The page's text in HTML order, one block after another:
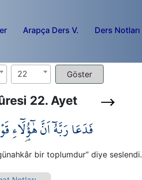
Arapça Ders V. Ders Notları
22
22. Ayet
فَدَعَا رَبَّهُٓ اَنَّ هٰٓؤُ۬لَٓاءِ
bir toplumdur” diye seslendi.